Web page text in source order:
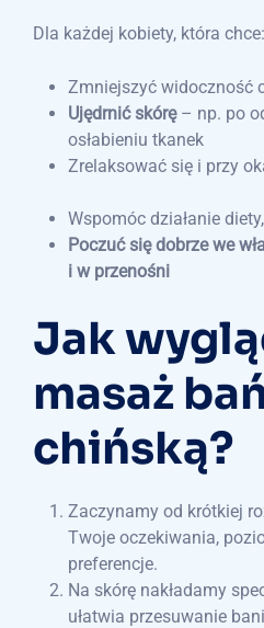
Dla każdej kobiety, która chce:
Zmniejszyć widoczność
Ujędrnić skórę– np. po
osłabieniu tkanek
Zrelaksować się i przy
Wspomóc działanie
Poczuć się dobrze we
i w przenośni
Jak
masaż
chińską?
Zaczynamy od krótkiej
Twoje oczekiwania,
preferencje.
Na skórę nakładamy
ułatwia przesuwanie